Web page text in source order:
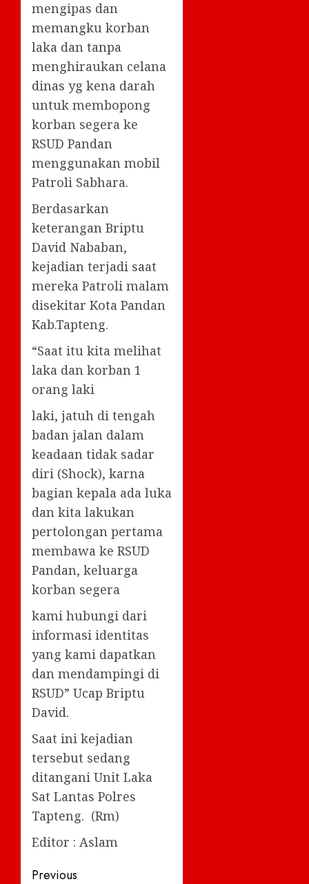
mengipas dan
memangku korban
laka dan tanpa
menghiraukan celana
dinas yg kena darah
untuk membopong
korban segera ke
RSUD Pandan
menggunakan mobil
Patroli Sabhara.
Berdasarkan
keterangan Briptu
David Nababan,
kejadian terjadi saat
mereka Patroli malam
disekitar Kota Pandan
Kab.Tapteng.
“Saat itu kita melihat
laka dan korban 1
orang laki
laki, jatuh di tengah
badan jalan dalam
keadaan tidak sadar
diri (Shock), karna
bagian kepala ada luka
dan kita lakukan
pertolongan pertama
membawa ke RSUD
Pandan, keluarga
korban segera
kami hubungi dari
informasi identitas
yang kami dapatkan
dan mendampingi di
RSUD” Ucap Briptu
David.
Saat ini kejadian
tersebut sedang
ditangani Unit Laka
Sat Lantas Polres
Tapteng. (Rm)
Editor : Aslam
Post
Previous